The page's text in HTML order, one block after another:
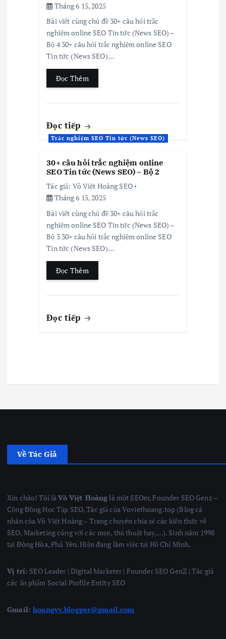
Tháng 6 15, 2025
Bài viết cùng chủ đề 30+ câu hỏi trắc
nghiệm online SEO Tin tức (News SEO) –
Bộ 4 30+ câu hỏi trắc nghiệm online SEO
Tin tức (News SEO)…
Đọc Thêm
Đọc tiếp
Trắc nghiệm SEO Tin tức (News SEO)
30+ câu hỏi trắc nghiệm online
SEO Tin tức (News SEO) – Bộ 2
Tác giả: Võ Việt Hoàng SEO
Tháng 6 15, 2025
Bài viết cùng chủ đề 30+ câu hỏi trắc
nghiệm online SEO Tin tức (News SEO) –
Bộ 3 30+ câu hỏi trắc nghiệm online SEO
Tin tức (News SEO)…
Đọc Thêm
Đọc tiếp
Về Tác Giả
Xin chào! Tôi làVõ Việt Hoànglà một SEOer, Founder SEO Genz –
Cộng Đồng Học Tập SEO, Tác giả của Voviethoang.top (Blog cá
nhân của Võ Việt Hoàng – Trang chuyên chia sẻ các kiến thức về
SEO, Marketing cùng với các mẹo, thủ thuật hay,…). Sinh năm 1998
tại Đông Hòa, Phú Yên. Hiện đang làm việc tại Hồ Chí Minh.
Vị trí: SEO Leader | Digital Marketer | Founder SEO GenZ | Tác giả
các ấn phẩm Social Profile Entity SEO
Gmail:hoangvv.blogger@gmail.com